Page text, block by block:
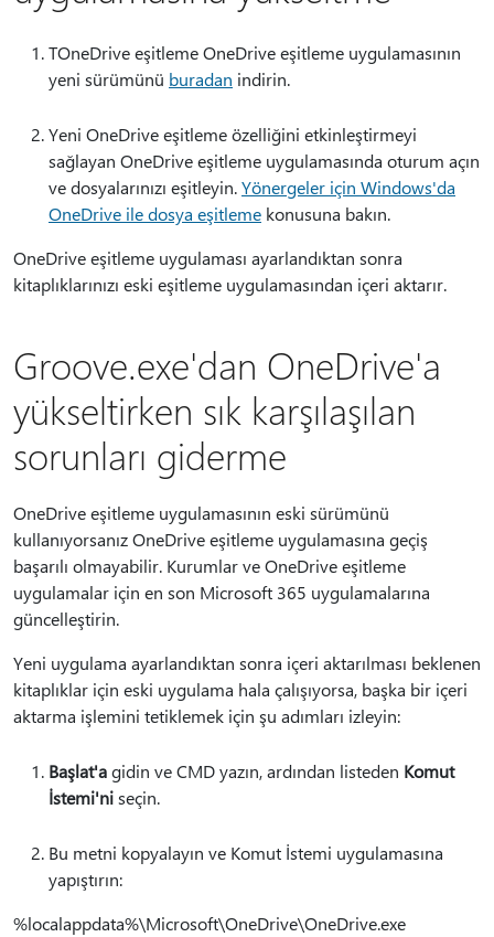
TOneDrive eşitleme OneDrive eşitleme uygulamasının
yeni sürümünü buradan indirin.
Yeni OneDrive eşitleme özelliğini etkinleştirmeyi
sağlayan OneDrive eşitleme uygulamasında oturum açın
ve dosyalarınızı eşitleyin.Yönergeler için Windows'da
OneDrive ile dosya eşitleme konusuna bakın.
OneDrive eşitleme uygulaması ayarlandıktan sonra
kitaplıklarınızı eski eşitleme uygulamasından içeri aktarır.
Groove.exe'dan OneDrive'a
yükseltirken sık karşılaşılan
sorunları giderme
OneDrive eşitleme uygulamasının eski sürümünü
kullanıyorsanız OneDrive eşitleme uygulamasına geçiş
başarılı olmayabilir. Kurumlar ve OneDrive eşitleme
uygulamalar için en son Microsoft 365 uygulamalarına
güncelleştirin.
Yeni uygulama ayarlandıktan sonra içeri aktarılması beklenen
kitaplıklar için eski uygulama hala çalışıyorsa, başka bir içeri
aktarma işlemini tetiklemek için şu adımları izleyin:
Başlat'agidin ve CMD yazın, ardından listeden Komut
İstemi'niseçin.
Bu metni kopyalayın ve Komut İstemi uygulamasına
yapıştırın:
%localappdata%\Microsoft\OneDrive\OneDrive.exe